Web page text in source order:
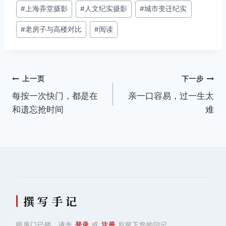
文
章
标
#上海弄堂摄影 #人文纪实摄影 #城市变迁纪实
#老房子与高楼对比 #阅读
文
章
上一页
每按一次快门，都是在
和遗忘抢时间
下一步
亲一口容易，过一生太
难
撰 写 手 记